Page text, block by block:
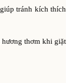
tránh kích thích
hương thơm khi giặt